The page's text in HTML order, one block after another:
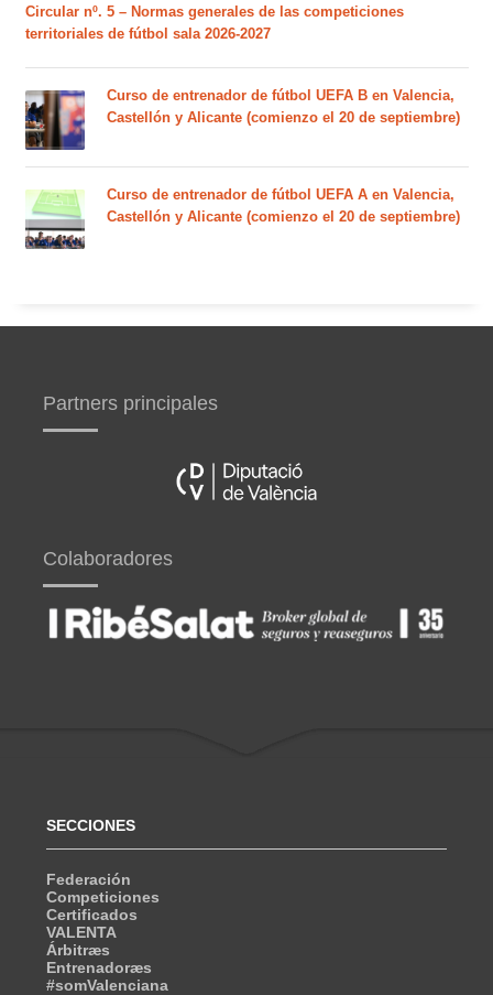
Circular nº. 5 – Normas generales de las competiciones
territoriales de fútbol sala 2026-2027
Curso de entrenador de fútbol UEFA B en Valencia,
Castellón y Alicante (comienzo el 20 de septiembre)
Curso de entrenador de fútbol UEFA A en Valencia,
Castellón y Alicante (comienzo el 20 de septiembre)
Partners principales
Colaboradores
SECCIONES
Federación
Competiciones
Certificados
VALENTA
Árbitræs
Entrenadoræs
#somValenciana